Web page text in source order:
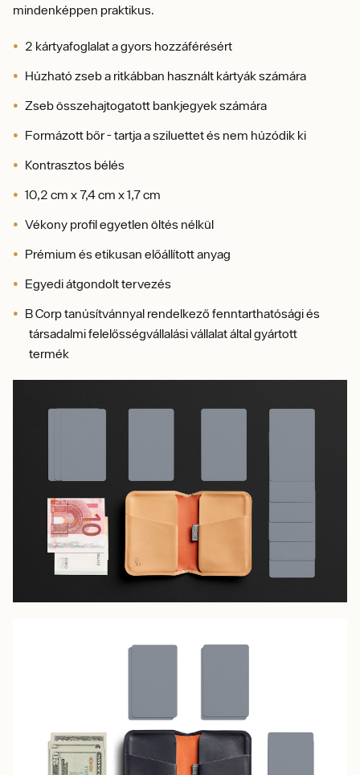
mindenképpen praktikus.
2 kártyafoglalat a gyors hozzáférésért
Húzható zseb a ritkábban használt kártyák számára
Zseb összehajtogatott bankjegyek számára
Formázott bőr - tartja a sziluettet és nem húzódik ki
Kontrasztos bélés
10,2 cm x 7,4 cm x 1,7 cm
Vékony profil egyetlen öltés nélkül
Prémium és etikusan előállított anyag
Egyedi átgondolt tervezés
B Corp tanúsítvánnyal rendelkező fenntarthatósági és
társadalmi felelősségvállalási vállalat által gyártott
termék